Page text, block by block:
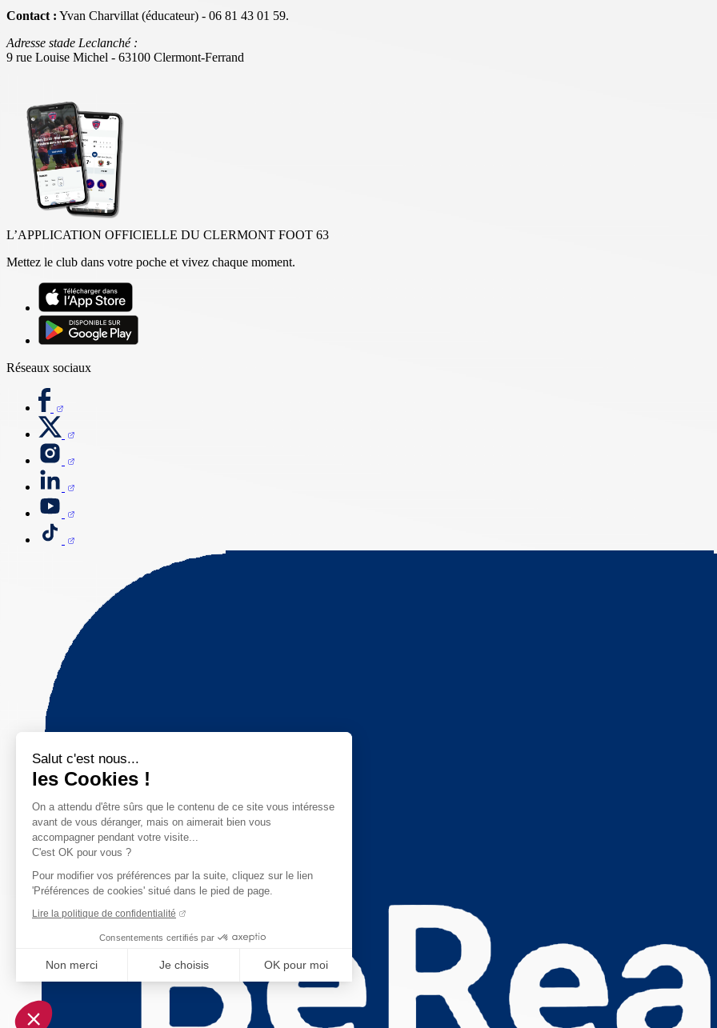
Salut c'est nous...
les Cookies !
On a attendu d'être sûrs que le contenu de ce site vous intéresse
avant de vous déranger, mais on aimerait bien vous
accompagner pendant votre visite...
C'est OK pour vous ?
Pour modifier vos préférences par la suite, cliquez sur le lien
'Préférences de cookies' situé dans le pied de page.
Lire la politique de confidentialité
Consentements certifiés par
Non merci Je choisis OK pour moi
Plateforme de Gestion du Consentement : Personnalisez vos Options
Contact : Yvan Charvillat (éducateur) - 06 81 43 01 59.
Adresse stade Leclanché :
9 rue Louise Michel - 63100 Clermont-Ferrand
L’APPLICATION OFFICIELLE DU CLERMONT FOOT 63
Mettez le club dans votre poche et vivez chaque moment.
Réseaux sociaux